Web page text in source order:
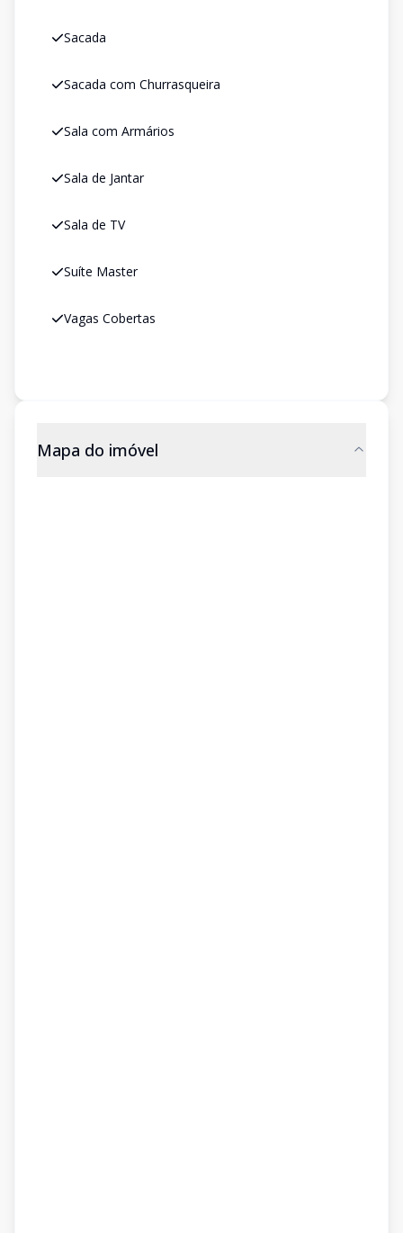
Sacada
Sacada com Churrasqueira
Sala com Armários
Sala de Jantar
Sala de TV
Suíte Master
Vagas Cobertas
Mapa do imóvel